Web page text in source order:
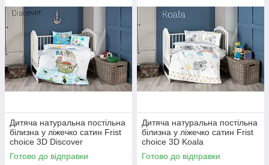
Дитяча натуральна постільна
білизна у ліжечко сатин Frist
choice 3D Discover
Готово до відправки
Дитяча натуральна постільна
білизна у ліжечко сатин Frist
choice 3D Koala
Готово до відправки